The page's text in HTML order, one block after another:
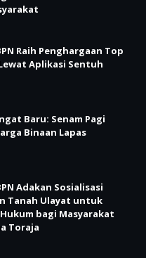
Raih Penghargaan Top
Aplikasi Sentuh
Baru: Senam Pagi
Binaan Lapas
Adakan Sosialisasi
Tanah Ulayat untuk
bagi Masyarakat
Toraja